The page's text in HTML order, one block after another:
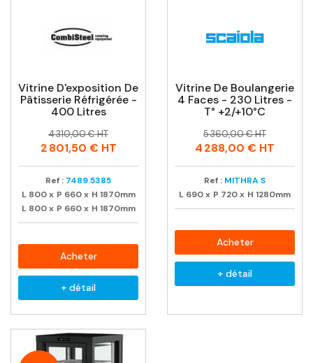
Vitrine D'exposition De
Pâtisserie Réfrigérée -
400 Litres
Prix
Prix
habituel
4 310,00 € HT
2 801,50 €HT
Ref : 7489.5385
L 800 x P 660 x H 1870mm
L 800 x P 660 x H 1870mm
Acheter
+ détail
Vitrine De Boulangerie
4 Faces - 230 Litres -
T° +2/+10°C
Prix
Prix
habituel
5 360,00 € HT
4 288,00 € HT
Ref : MITHRA S
L 690x P 720x H 1280mm
Acheter
+ détail